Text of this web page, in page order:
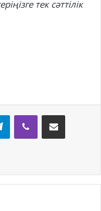
тек сәттілік
TelegramViber Share via Email